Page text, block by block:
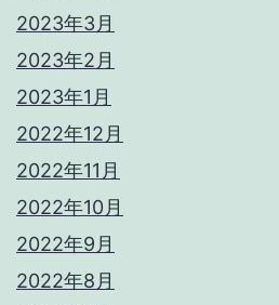
2023年3月
2023年2月
2023年1月
2022年12月
2022年11月
2022年10月
2022年9月
2022年8月